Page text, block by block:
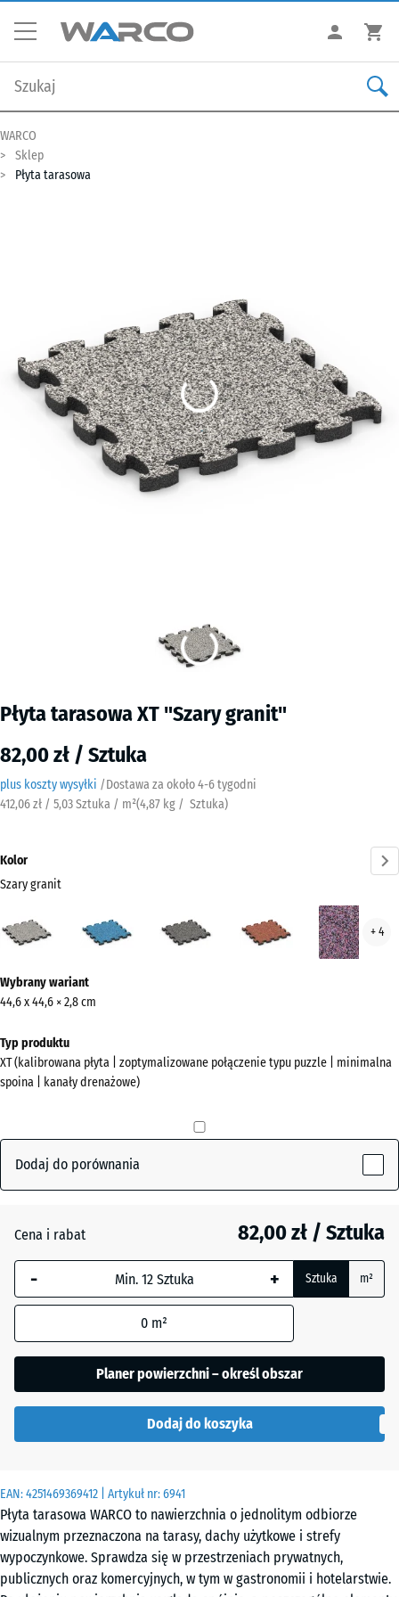
WARCO
Sklep
Płyta tarasowa
Płyta tarasowa XT "Szary granit"
82,00 zł / Sztuka
plus koszty wysyłki /Dostawa za około4-6 tygodni
412,06 zł / 5,03 Sztuka / m²(4,87 kg / Sztuka)
EAN:4251469369412 | Artykuł nr:6941
Płyta tarasowa WARCO to nawierzchnia o jednolitym odbiorze
wizualnym przeznaczona na tarasy, dachy użytkowe i strefy
wypoczynkowe. Sprawdza się w przestrzeniach prywatnych,
publicznych oraz komercyjnych, w tym w gastronomii i hotelarstwie.
Kolor
Szary granit
granit
Ciemnoszary
granit
+ 4
informacji
o
kolorach?
Pokaż
paletę
granit(active)
Atlantyk
Ciemnoszary
Rattan
Wybrany wariant
44,6 x 44,6 × 2,8 cm
Typ produktu
XT (kalibrowana płyta | zoptymalizowane połączenie typu puzzle | minimalna
spoina | kanały drenażowe)
Dodaj do porównania
Cena i rabat 82,00 zł / Sztuka
- + Sztuka m²
0 m²
Planer powierzchni – określ obszar
Dodaj do koszyka